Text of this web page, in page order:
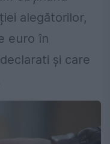
alegătorilor,
euro în
și care